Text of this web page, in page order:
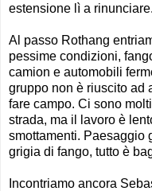
estensione lì a rinunciare.
Al passo Rothang
pessime condizioni,
camion e automobili
gruppo non è riuscito ad
fare campo. Ci sono
strada, ma il lavoro è
smottamenti. Paesaggio
grigia di fango, tutto è
Incontriamo ancora